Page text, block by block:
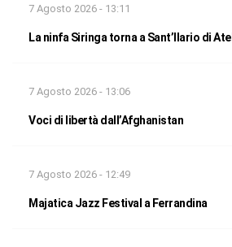
7 Agosto 2026 - 13:11
La ninfa Siringa torna a Sant’Ilario di
7 Agosto 2026 - 13:06
Voci di libertà dall’Afghanistan
7 Agosto 2026 - 12:49
Majatica Jazz Festival a Ferrandina